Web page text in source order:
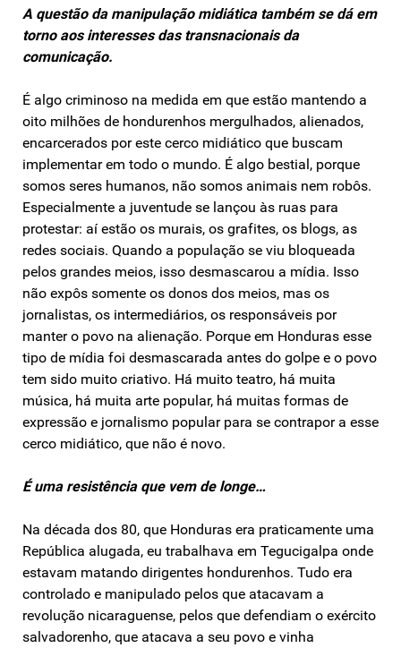
A questão da manipulação midiática também se dá em
torno aos interesses das transnacionais da
comunicação.
É algo criminoso na medida em que estão mantendo a
oito milhões de hondurenhos mergulhados, alienados,
encarcerados por este cerco midiático que buscam
implementar em todo o mundo. É algo bestial, porque
somos seres humanos, não somos animais nem robôs.
Especialmente a juventude se lançou às ruas para
protestar: aí estão os murais, os grafites, os blogs, as
redes sociais. Quando a população se viu bloqueada
pelos grandes meios, isso desmascarou a mídia. Isso
não expôs somente os donos dos meios, mas os
jornalistas, os intermediários, os responsáveis por
manter o povo na alienação. Porque em Honduras esse
tipo de mídia foi desmascarada antes do golpe e o povo
tem sido muito criativo. Há muito teatro, há muita
música, há muita arte popular, há muitas formas de
expressão e jornalismo popular para se contrapor a esse
cerco midiático, que não é novo.
É uma resistência que vem de longe…
Na década dos 80, que Honduras era praticamente uma
República alugada, eu trabalhava em Tegucigalpa onde
estavam matando dirigentes hondurenhos. Tudo era
controlado e manipulado pelos que atacavam a
revolução nicaraguense, pelos que defendiam o exército
salvadorenho, que atacava a seu povo e vinha